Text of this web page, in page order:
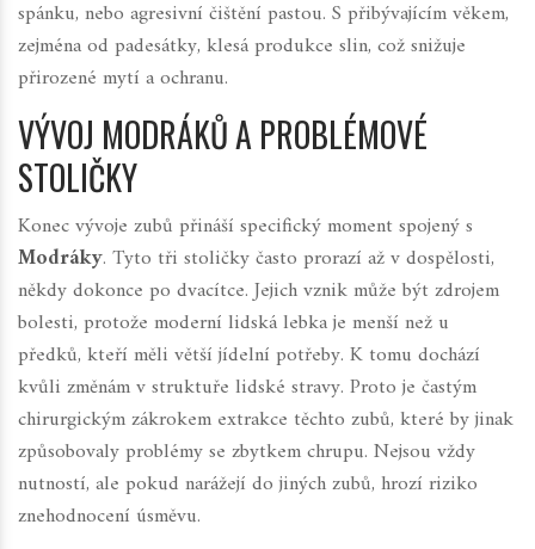
spánku, nebo agresivní čištění pastou. S přibývajícím věkem,
zejména od padesátky, klesá produkce slin, což snižuje
přirozené mytí a ochranu.
VÝVOJ MODRÁKŮ A PROBLÉMOVÉ
STOLIČKY
Konec vývoje zubů přináší specifický moment spojený s
Modráky. Tyto tři stoličky často prorazí až v dospělosti,
někdy dokonce po dvacítce. Jejich vznik může být zdrojem
bolesti, protože moderní lidská lebka je menší než u
předků, kteří měli větší jídelní potřeby. K tomu dochází
kvůli změnám v struktuře lidské stravy. Proto je častým
chirurgickým zákrokem extrakce těchto zubů, které by jinak
způsobovaly problémy se zbytkem chrupu. Nejsou vždy
nutností, ale pokud narážejí do jiných zubů, hrozí riziko
znehodnocení úsměvu.